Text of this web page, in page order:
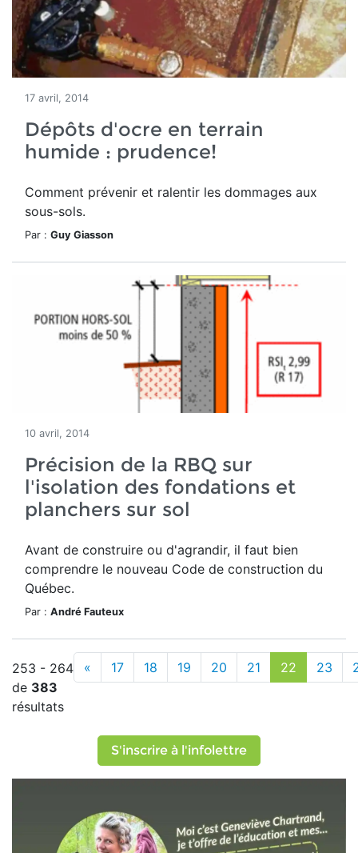
17 avril, 2014
Dépôts d'ocre en terrain
humide : prudence!
Comment prévenir et ralentir les dommages aux
sous-sols.
Par : Guy Giasson
10 avril, 2014
Précision de la RBQ sur
l'isolation des fondations et
planchers sur sol
Avant de construire ou d'agrandir, il faut bien
comprendre le nouveau Code de construction du
Québec.
Par : André Fauteux
253 - 264
de 383
résultats
« 17 18 19 20 21 22 23
S'inscrire à l'infolettre